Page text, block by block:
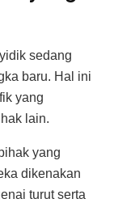
sedang
baru. Hal ini
yang
lain.
yang
dikenakan
turut serta